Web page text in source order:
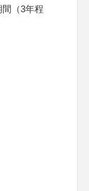
間（3年程